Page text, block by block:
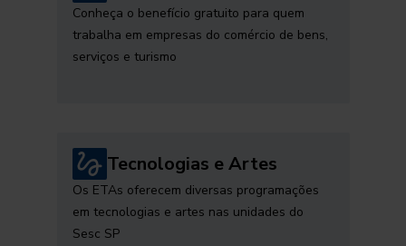
Conheça o benefício gratuito para quem
trabalha em empresas do comércio de bens,
serviços e turismo
Tecnologias e Artes
Os ETAs oferecem diversas programações
em tecnologias e artes nas unidades do
Sesc SP